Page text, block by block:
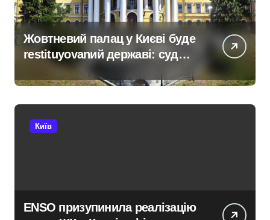
Жовтневий палац у Києві буде
restituyovanий державі: суд
підтримав прокуратуру
Київ
ENSO призупинила реалізацію